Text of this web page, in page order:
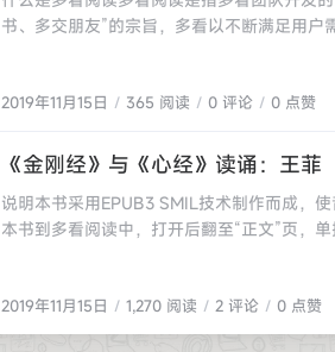
书、多交朋友”的宗旨，多看以不断满足用
超越纸书的良好阅读体验。用户通过多看阅
频道，以满足更多用户。多看团队以为全世
品做到极致，立志给广大消费者提供更好的
TXT/EPUB/PDF书城图书购买方式：支持手
图文混排 间距处理、标点禁排和压缩海量书
理；3、绝佳体验：智能提取章节目录、全文
4、个性化设置：白天/夜晚主题、字体大小
2019年11月15日 365 阅读 0 评论 0 点赞
2019-11-15
《金刚经》与《心经》读诵：王菲
说明本书采用EPUB3 SMIL技术制作而成，
本书到多看阅读中，打开后翻至“正文”页，
依然广泛使用的鸠摩罗什译本。《金刚经》
书使用《大正藏》本，在个别地方根据其他
2019年11月15日 1,270 阅读 2 评论 0 点赞